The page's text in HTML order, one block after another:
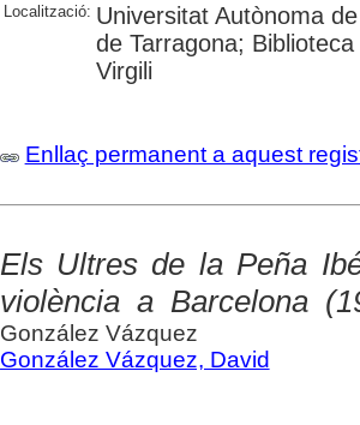
Localització: Universitat Autònoma
de Tarragona;
Virgili
Enllaç permanent a aquest
Els Ultres de la Peña
violència a Barcelona
González Vázquez
González Vázquez, David